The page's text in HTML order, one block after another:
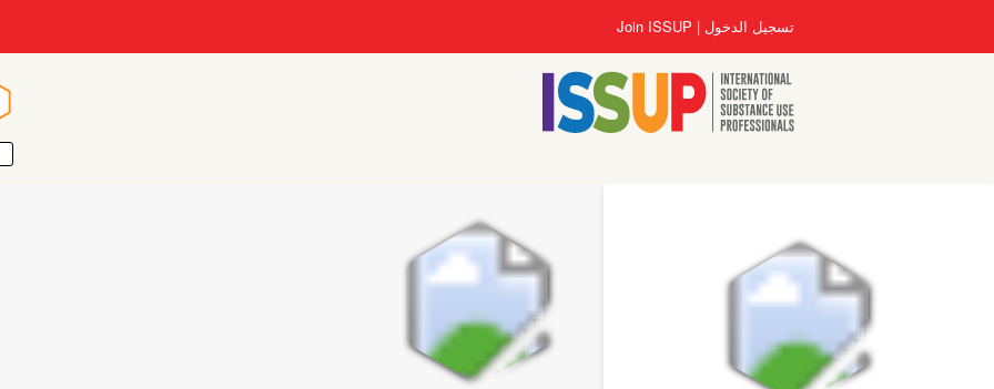
المحتوى
تسجيل الدخول Join ISSUP